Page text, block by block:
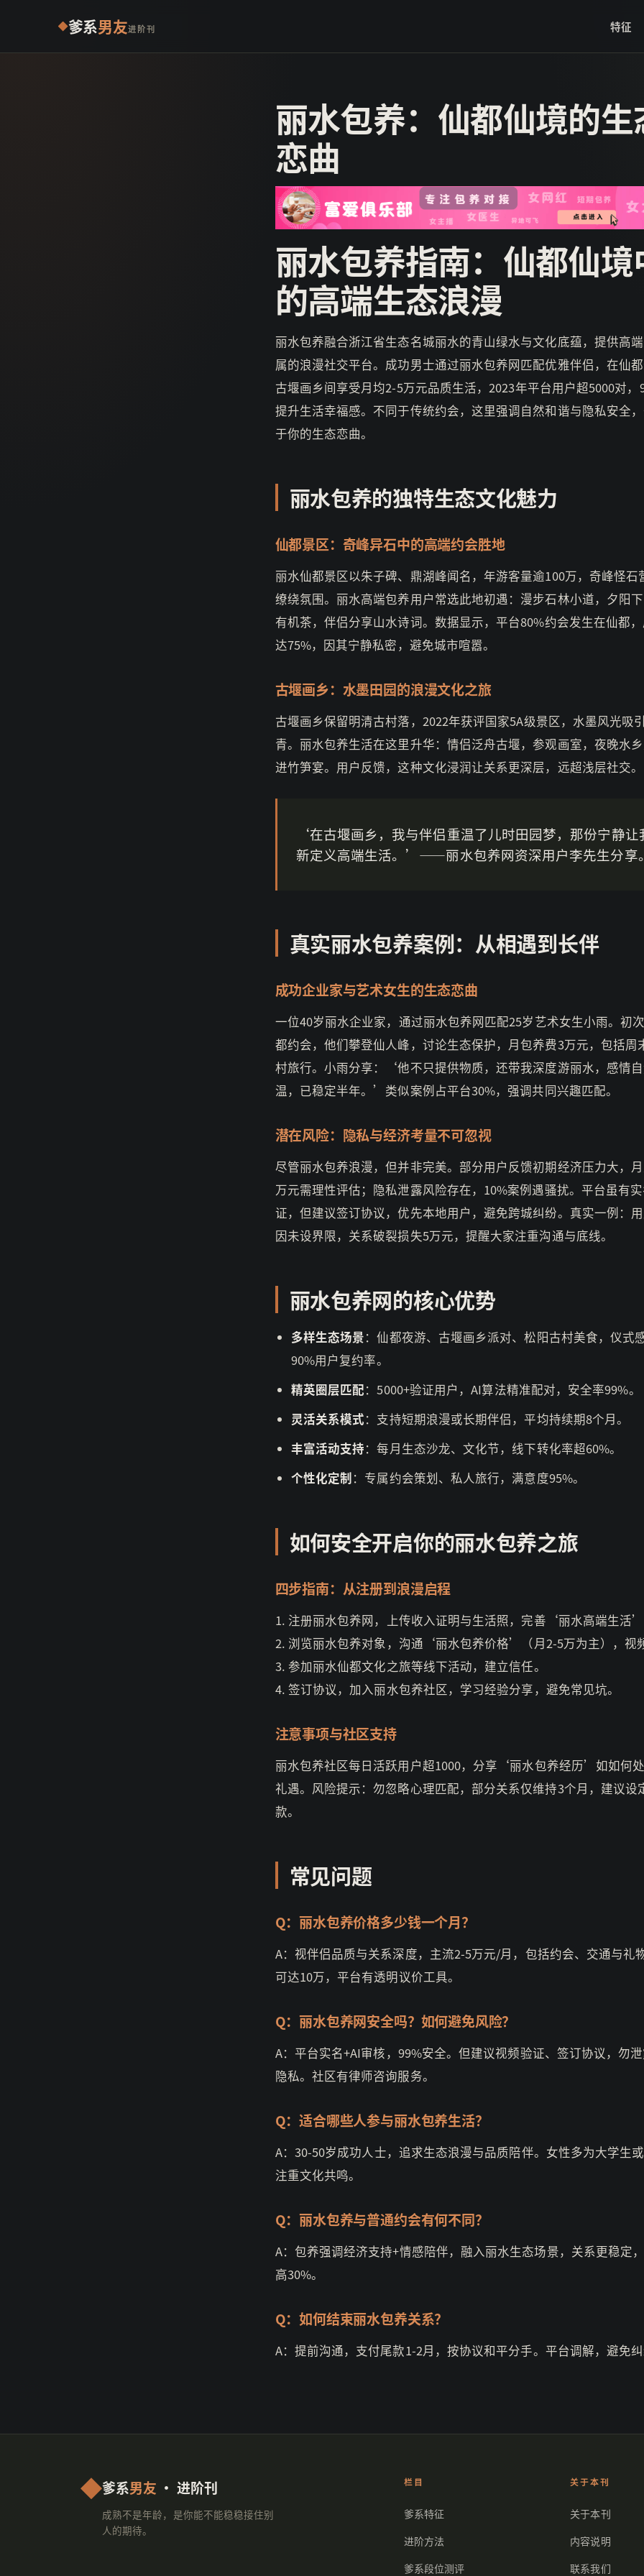
爹系男友进阶刊 特征
丽水包养：仙都仙境的生
恋曲
丽水包养指南：仙都仙境
的高端生态浪漫
丽水包养融合浙江省生态名城丽水的青山绿水与文化底蕴，提供高
属的浪漫社交平台。成功男士通过丽水包养网匹配优雅伴侣，在仙
古堰画乡间享受月均2-5万元品质生活，2023年平台用户超5000对，
提升生活幸福感。不同于传统约会，这里强调自然和谐与隐私安全
于你的生态恋曲。
丽水包养的独特生态文化魅力
仙都景区：奇峰异石中的高端约会胜地
丽水仙都景区以朱子碑、鼎湖峰闻名，年游客量逾100万，奇峰怪石
缭绕氛围。丽水高端包养用户常选此地初遇：漫步石林小道，夕阳
有机茶，伴侣分享山水诗词。数据显示，平台80%约会发生在仙都
达75%，因其宁静私密，避免城市喧嚣。
古堰画乡：水墨田园的浪漫文化之旅
古堰画乡保留明清古村落，2022年获评国家5A级景区，水墨风光吸
青。丽水包养生活在这里升华：情侣泛舟古堰，参观画室，夜晚水
进竹笋宴。用户反馈，这种文化浸润让关系更深层，远超浅层社交。
‘在古堰画乡，我与伴侣重温了儿时田园梦，那份宁静让
新定义高端生活。’——丽水包养网资深用户李先生分享
真实丽水包养案例：从相遇到长伴
成功企业家与艺术女生的生态恋曲
一位40岁丽水企业家，通过丽水包养网匹配25岁艺术女生小雨。初
都约会，他们攀登仙人峰，讨论生态保护，月包养费3万元，包括周
村旅行。小雨分享：‘他不只提供物质，还带我深度游丽水，感情
温，已稳定半年。’类似案例占平台30%，强调共同兴趣匹配。
潜在风险：隐私与经济考量不可忽视
尽管丽水包养浪漫，但并非完美。部分用户反馈初期经济压力大，
万元需理性评估；隐私泄露风险存在，10%案例遇骚扰。平台虽有
证，但建议签订协议，优先本地用户，避免跨城纠纷。真实一例：
因未设界限，关系破裂损失5万元，提醒大家注重沟通与底线。
丽水包养网的核心优势
多样生态场景：仙都夜游、古堰画乡派对、松阳古村美食，仪式
90%用户复约率。
精英圈层匹配：5000+验证用户，AI算法精准配对，安全率99%。
灵活关系模式：支持短期浪漫或长期伴侣，平均持续期8个月。
丰富活动支持：每月生态沙龙、文化节，线下转化率超60%。
个性化定制：专属约会策划、私人旅行，满意度95%。
如何安全开启你的丽水包养之旅
四步指南：从注册到浪漫启程
1. 注册丽水包养网，上传收入证明与生活照，完善‘丽水高端生活
2. 浏览丽水包养对象，沟通‘丽水包养价格’（月2-5万为主），视
3. 参加丽水仙都文化之旅等线下活动，建立信任。
4. 签订协议，加入丽水包养社区，学习经验分享，避免常见坑。
注意事项与社区支持
丽水包养社区每日活跃用户超1000，分享‘丽水包养经历’如如何
礼遇。风险提示：勿忽略心理匹配，部分关系仅维持3个月，建议设
款。
常见问题
Q：丽水包养价格多少钱一个月？
A：视伴侣品质与关系深度，主流2-5万元/月，包括约会、交通与礼
可达10万，平台有透明议价工具。
Q：丽水包养网安全吗？如何避免风险？
A：平台实名+AI审核，99%安全。但建议视频验证、签订协议，勿
隐私。社区有律师咨询服务。
Q：适合哪些人参与丽水包养生活？
A：30-50岁成功人士，追求生态浪漫与品质陪伴。女性多为大学生
注重文化共鸣。
Q：丽水包养与普通约会有何不同？
A：包养强调经济支持+情感陪伴，融入丽水生态场景，关系更稳定
高30%。
Q：如何结束丽水包养关系？
A：提前沟通，支付尾款1-2月，按协议和平分手。平台调解，避免
爹系男友 · 进阶刊
成熟不是年龄，是你能不能稳稳接住别
人的期待。
栏目
爹系特征
进阶方法
爹系段位测评
关于本刊
关于本刊
内容说明
联系我们